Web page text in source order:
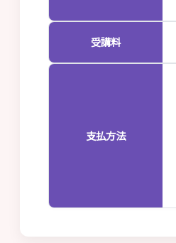
受講料
支払方法